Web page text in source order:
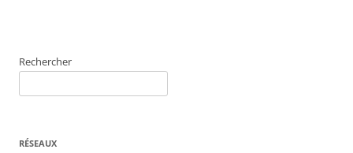
Rechercher
RÉSEAUX